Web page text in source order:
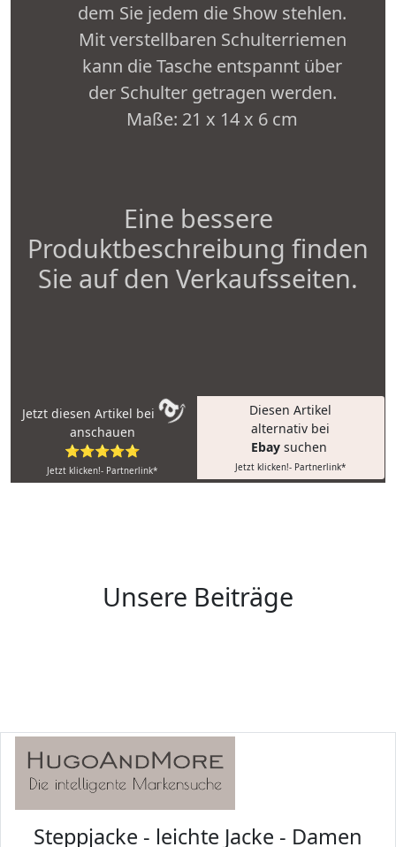
dem Sie jedem die Show stehlen.
Mit verstellbaren Schulterriemen
kann die Tasche entspannt über
der Schulter getragen werden.
Maße: 21 x 14 x 6 cm
Eine bessere
Produktbeschreibung finden
Sie auf den Verkaufsseiten.
Jetzt diesen Artikel bei
anschauen
⭐⭐⭐⭐⭐
Jetzt klicken!- Partnerlink*
Diesen Artikel
alternativ bei
Ebay suchen
Jetzt klicken!- Partnerlink*
Unsere Beiträge
Steppjacke - leichte Jacke - Damen